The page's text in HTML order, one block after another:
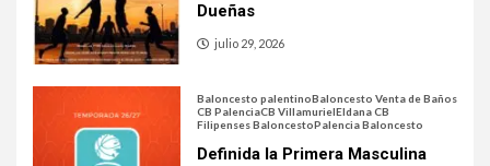
Dueñas
julio 29, 2026
Baloncesto palentinoBaloncesto Venta de Baños
CB PalenciaCB VillamurielEldana CB
Filipenses BaloncestoPalencia Baloncesto
Definida la Primera Masculina